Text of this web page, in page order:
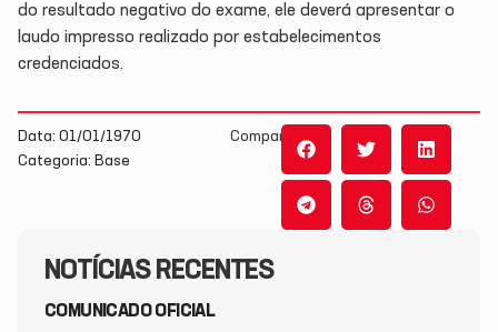
NOTÍCIAS RECENTES
COMUNICADO OFICIAL
do resultado negativo do exame, ele deverá apresentar o
laudo impresso realizado por estabelecimentos
credenciados.
Data: 01/01/1970
Categoria: Base
Compartilhe: